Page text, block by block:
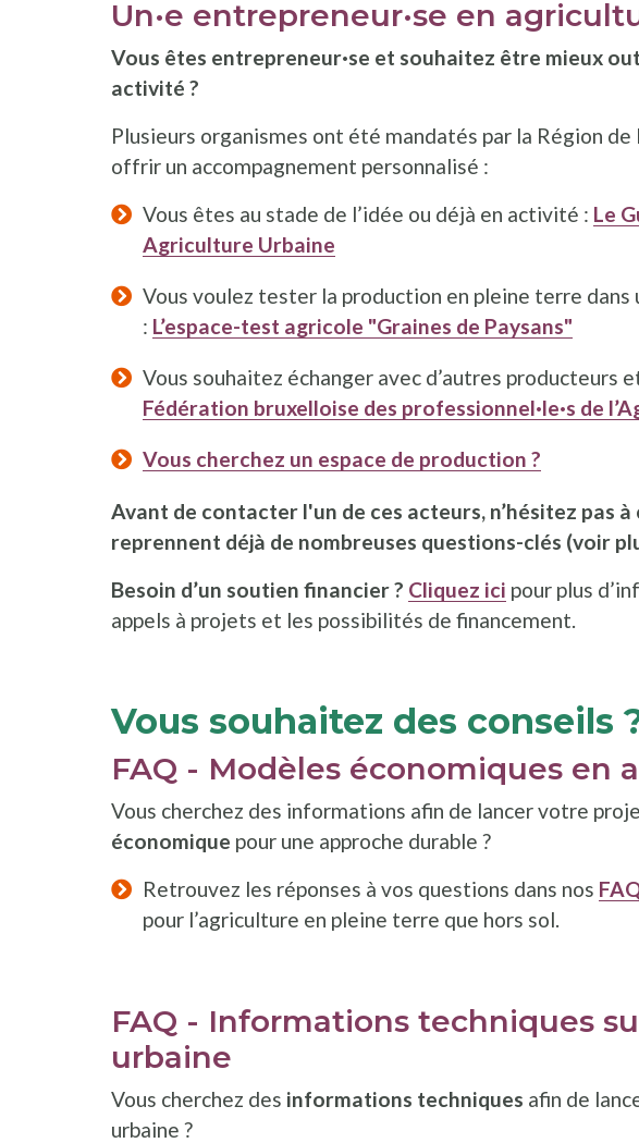
Un·e entrepreneur·se en
Vous êtes entrepreneur·se et souhaitez être mieux
activité ?
Plusieurs organismes ont été mandatés par la Région
offrir un accompagnement personnalisé :
Vous êtes au stade de l’idée ou déjà en activité : Le
Agriculture Urbaine
Vous voulez tester la production en pleine terre
: L’espace-test agricole "Graines de Paysans"
Vous souhaitez échanger avec d’autres producteurs
Fédération bruxelloise des professionnel·le·s de
Vous cherchez un espace de production ?
Avant de contacter l'un de ces acteurs, n’hésitez pas à
reprennent déjà de nombreuses questions-clés (voir
Besoin d’un soutien financier ? Cliquez ici pour plus
appels à projets et les possibilités de financement.
Vous souhaitez des conseils
FAQ - Modèles économiques en
Vous cherchez des informations afin de lancer votre
économique pour une approche durable ?
Retrouvez les réponses à vos questions dans nos
pour l’agriculture en pleine terre que hors sol.
FAQ - Informations techniques
urbaine
Vous cherchez des informations techniques afin de
urbaine ?